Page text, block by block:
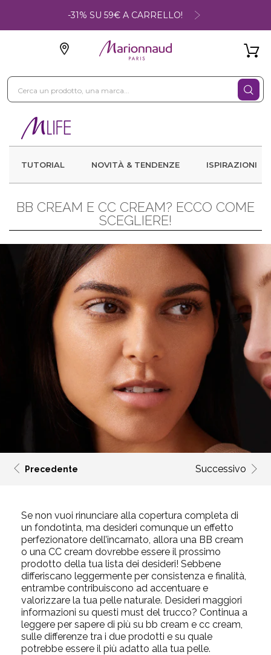
-31% SU 59€ A CARRELLO!
TUTORIAL NOVITÀ & TENDENZE ISPIRAZIONI
BB CREAM E CC CREAM? ECCO COME
SCEGLIERE!
Precedente Successivo
Se non vuoi rinunciare alla copertura completa di
un fondotinta, ma desideri comunque un effetto
perfezionatore dell’incarnato, allora una BB cream
o una CC cream dovrebbe essere il prossimo
prodotto della tua lista dei desideri! Sebbene
differiscano leggermente per consistenza e finalità,
entrambe contribuiscono ad accentuare e
valorizzare la tua pelle naturale. Desideri maggiori
informazioni su questi must del trucco? Continua a
leggere per sapere di più su bb cream e cc cream,
sulle differenze tra i due prodotti e su quale
potrebbe essere il più adatto alla tua pelle.